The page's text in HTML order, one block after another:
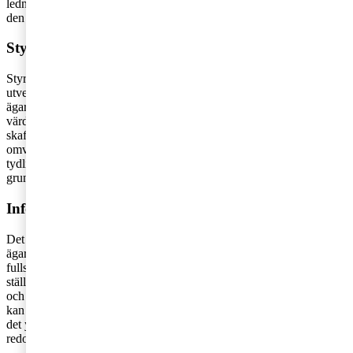
ledning. Styrelsen behöver även fortlöpande övervaka och utvärdera
den och vid behov vidta åtgärder.
Styra
Styrelsen ska sätta en strategi för hur de ska främja bolagets
utveckling och ägarnas önskan utifrån bolagsordning och
ägardirektiv. Ofta handlar det om att skapa långsiktigt ekonomiskt
värde för aktieägarna. Som underlag för sitt arbete bör styrelsen
skaffa sig en gemensam verklighetsbild av viktiga
omvärldsförhållanden som påverkar bolagets verksamhet samt
tydliggöra bolagets nuläge, konkurrensförmåga och andra
grundförutsättningar inför framtiden.
Informera
Det är styrelsen som ska säkerställa att bolagets information till
ägare, marknad och omvärld i övrigt ger en korrekt, rättvisande och
fullständig bild av bolagets utveckling, lönsamhet, finansiella
ställning och risker. Extern rapportering består för de flesta mindre
och medelstora, ägarledda bolag främst av årsredovisningen, men
kan även vara delårsrapporter och emissionsprospekt. Styrelsen har
det yttersta ansvaret för att dessa är upprättade enligt lag och god
redovisningssed.